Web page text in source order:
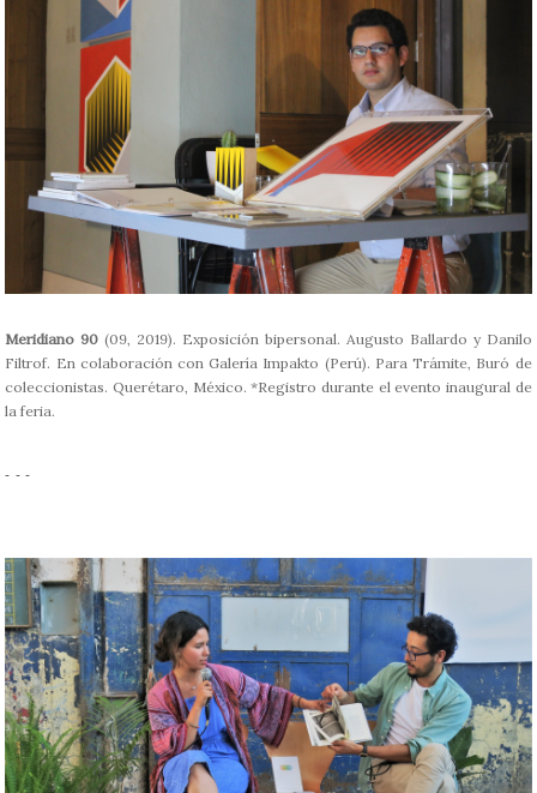
Meridiano 90 (09, 2019). Exposición bipersonal. Augusto Ballardo y Danilo
Filtrof. En colaboración con Galería Impakto (Perú). Para Trámite, Buró de
coleccionistas. Querétaro, México. *Registro durante el evento inaugural de
la feria.
- - -